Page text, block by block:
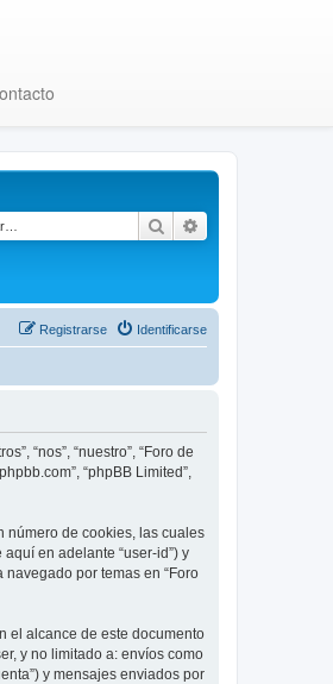
Buscar
Identificarse
Registrarse
“nos”, “nuestro”, “Foro de
“phpBB Limited”,
número de cookies, las cuales
en adelante “user-id”) y
por temas en “Foro
el alcance de este documento
y no limitado a: envíos como
y mensajes enviados por